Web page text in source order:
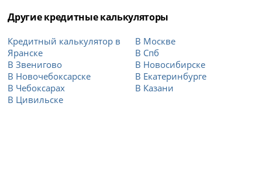
Другие кредитные калькуляторы
Кредитный калькулятор в
Яранске
В Звенигово
В Новочебоксарске
В Чебоксарах
В Цивильске
В Москве
В Спб
В Новосибирске
В Екатеринбурге
В Казани